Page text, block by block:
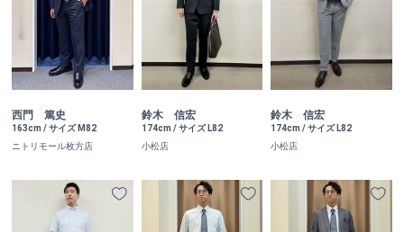
西門 篤史
163cm / サイズ M82
ニトリモール枚方店
鈴木 信宏
174cm / サイズ L82
小松店
鈴木 信宏
174cm / サイズ L82
小松店